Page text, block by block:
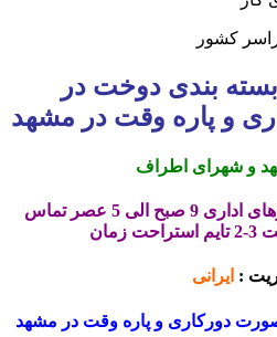
بسته بندی دوخت در
و پاره وقت در مشهد
و شهرای اطراف
لطفا فقط در ساعات و روزهای اداری 9 صبح الی 5 عصر تماس
: ایرانی
دورکاری و پاره وقت در مشهد